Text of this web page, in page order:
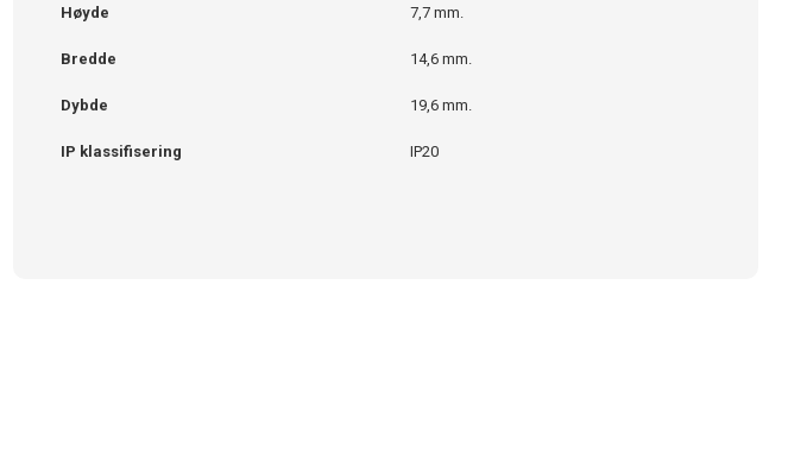
Høyde 7,7 mm.
Bredde 14,6 mm.
Dybde 19,6 mm.
IP klassifisering IP20